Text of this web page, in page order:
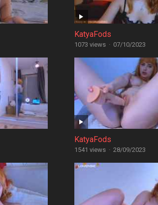
KatyaFods
1073 views · 07/10/2023
KatyaFods
1541 views · 28/09/2023